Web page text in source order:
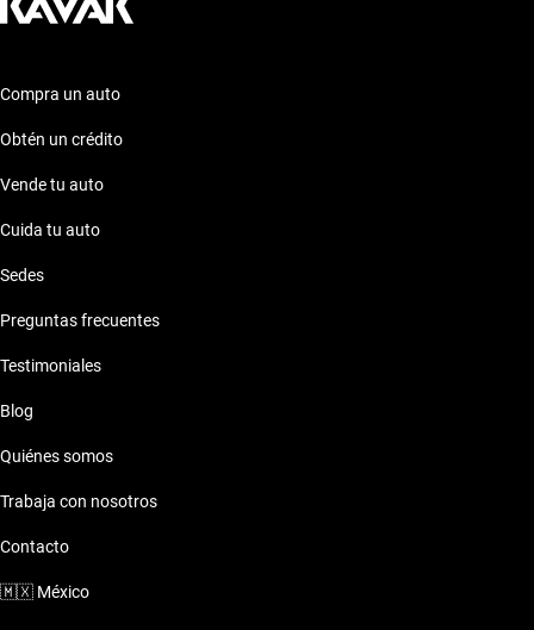
Compra un auto
Obtén un crédito
Vende tu auto
Cuida tu auto
Sedes
Preguntas frecuentes
Testimoniales
Blog
Quiénes somos
Trabaja con nosotros
Contacto
🇲🇽 México